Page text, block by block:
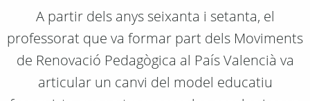
A partir dels anys seixanta i setanta, el
professorat que va formar part dels Moviments
de Renovació Pedagògica al País Valencià va
articular un canvi del model educatiu